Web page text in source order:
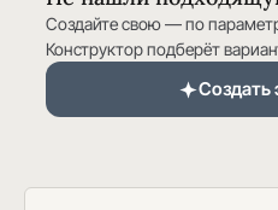
Создайте свою — по
Конструктор подберёт
Создать